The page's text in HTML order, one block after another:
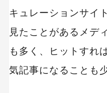
キュレーションサイ
見たことがあるメデ
も多く、ヒットすれ
気記事になることも